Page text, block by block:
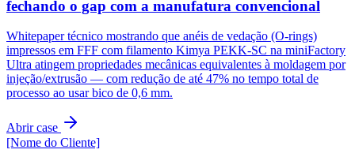
fechando o gap com a manufatura convencional
Whitepaper técnico mostrando que anéis de vedação (O-rings)
impressos em FFF com filamento Kimya PEKK-SC na miniFactory
Ultra atingem propriedades mecânicas equivalentes à moldagem por
injeção/extrusão — com redução de até 47% no tempo total de
processo ao usar bico de 0,6 mm.
Abrir case
[Nome do Cliente]